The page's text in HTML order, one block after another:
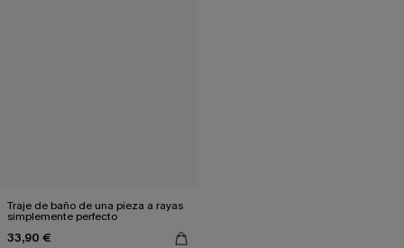
Traje de baño de una pieza a rayas
simplemente perfecto
33,90 €